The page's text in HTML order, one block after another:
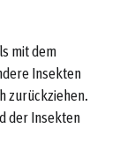
mit dem
Insekten
zurückziehen.
der Insekten